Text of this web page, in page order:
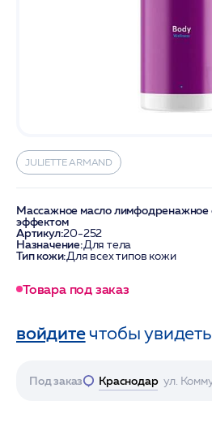
JULIETTE ARMAND
Массажное масло лимфодренажное
эффектом
Артикул:20-252
Назначение:Для тела
Тип кожи:Для всех типов кожи
Товара под заказ
войдитечтобы
Под заказ Краснодар ул.